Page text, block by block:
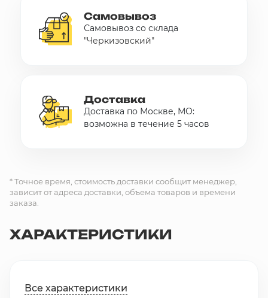
Самовывоз
Самовывоз со склада
"Черкизовский"
Доставка
Доставка по Москве, МО:
возможна в течение 5 часов
* Точное время, стоимость доставки сообщит менеджер,
зависит от адреса доставки, объема товаров и времени
заказа.
ХАРАКТЕРИСТИКИ
Все характеристики